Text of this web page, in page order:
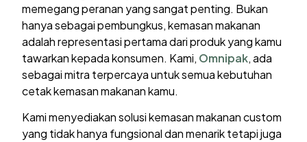
memegang peranan yang sangat penting. Bukan
hanya sebagai pembungkus, kemasan makanan
adalah representasi pertama dari produk yang kamu
tawarkan kepada konsumen. Kami, Omnipak, ada
sebagai mitra terpercaya untuk semua kebutuhan
cetak kemasan makanan kamu.
Kami menyediakan solusi kemasan makanan custom
yang tidak hanya fungsional dan menarik tetapi juga